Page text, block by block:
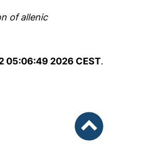
of allenic
05:06:49 2026 CEST.